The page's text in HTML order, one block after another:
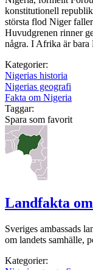
konstitutionell republik
största flod Niger
Huvudgrenen rinner
några. I Afrika är
Kategorier:
Nigerias historia
Nigerias geografi
Fakta om Nigeria
Taggar:
Spara som favorit
Landfakta
Sveriges ambassads
om landets samhälle,
Kategorier: